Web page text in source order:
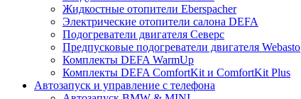
Жидкостные отопители Eberspacher
Электрические отопители салона DEFA
Подогреватели двигателя Северс
Предпусковые подогреватели двигателя Webasto
Комплекты DEFA WarmUp
Комплекты DEFA ComfortKit и ComfortKit Plus
Автозапуск и управление с телефона